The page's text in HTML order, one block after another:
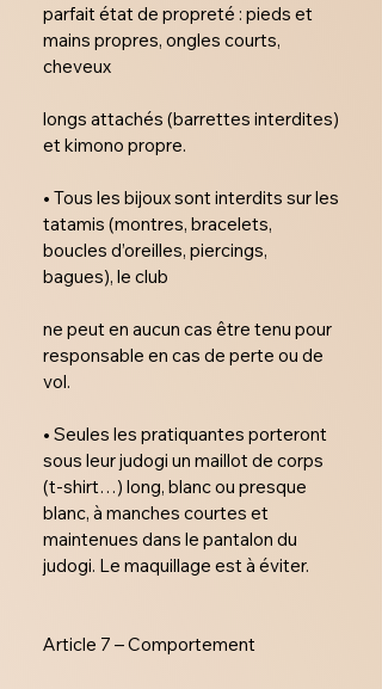
parfait état de propreté : pieds et
mains propres, ongles courts,
cheveux
longs attachés (barrettes interdites)
et kimono propre.
• Tous les bijoux sont interdits sur les
tatamis (montres, bracelets,
boucles d’oreilles, piercings,
bagues), le club
ne peut en aucun cas être tenu pour
responsable en cas de perte ou de
vol.
• Seules les pratiquantes porteront
sous leur judogi un maillot de corps
(t-shirt…) long, blanc ou presque
blanc, à manches courtes et
maintenues dans le pantalon du
judogi. Le maquillage est à éviter.
Article 7 – Comportement